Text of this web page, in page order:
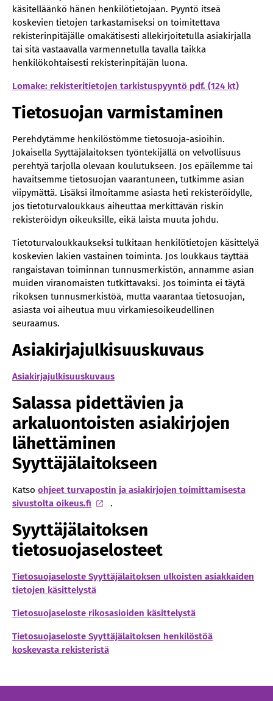
käsitelläänkö hänen henkilötietojaan. Pyyntö itseä
koskevien tietojen tarkastamiseksi on toimitettava
rekisterinpitäjälle omakätisesti allekirjoitetulla asiakirjalla
tai sitä vastaavalla varmennetulla tavalla taikka
henkilökohtaisesti rekisterinpitäjän luona.
Lomake: rekisteritietojen tarkistuspyyntö pdf. (124 kt)
Tietosuojan varmistaminen
Perehdytämme henkilöstömme tietosuoja-asioihin.
Jokaisella Syyttäjälaitoksen työntekijällä on velvollisuus
perehtyä tarjolla olevaan koulutukseen. Jos epäilemme tai
havaitsemme tietosuojan vaarantuneen, tutkimme asian
viipymättä. Lisäksi ilmoitamme asiasta heti rekisteröidylle,
jos tietoturvaloukkaus aiheuttaa merkittävän riskin
rekisteröidyn oikeuksille, eikä laista muuta johdu.
Tietoturvaloukkaukseksi tulkitaan henkilötietojen käsittelyä
koskevien lakien vastainen toiminta. Jos loukkaus täyttää
rangaistavan toiminnan tunnusmerkistön, annamme asian
muiden viranomaisten tutkittavaksi. Jos toiminta ei täytä
rikoksen tunnusmerkistöä, mutta vaarantaa tietosuojan,
asiasta voi aiheutua muu virkamiesoikeudellinen
seuraamus.
Asiakirjajulkisuuskuvaus
Asiakirjajulkisuuskuvaus
Salassa pidettävien ja
arkaluontoisten asiakirjojen
lähettäminen
Syyttäjälaitokseen
Katso ohjeet turvapostin ja asiakirjojen toimittamisesta
sivustolta oikeus.fi
.
Syyttäjälaitoksen
tietosuojaselosteet
Tietosuojaseloste Syyttäjälaitoksen ulkoisten asiakkaiden
tietojen käsittelystä
Tietosuojaseloste rikosasioiden käsittelystä
Tietosuojaseloste Syyttäjälaitoksen henkilöstöä
koskevasta rekisteristä